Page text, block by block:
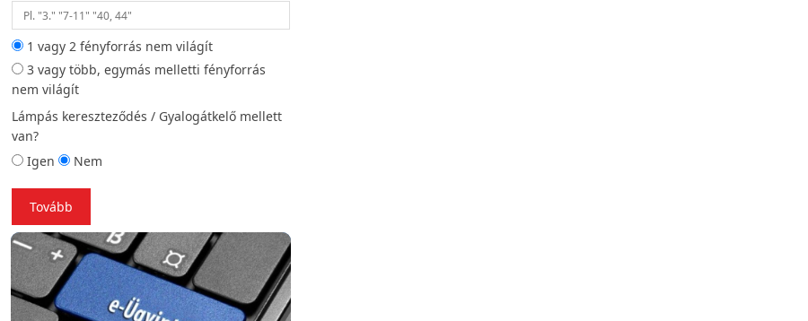
1 vagy 2 fényforrás nem világít
3 vagy több, egymás melletti fényforrás
nem világít
Lámpás kereszteződés / Gyalogátkelő mellett
van?
Igen
Nem
Tovább